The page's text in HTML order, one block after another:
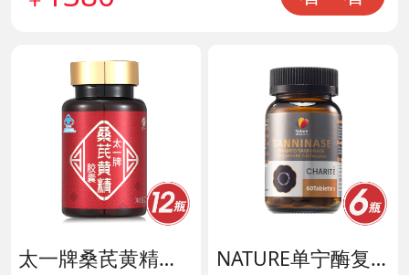
太一牌桑芪黄精胶囊 货号133159
NATURE单宁酶复合片 货号140546